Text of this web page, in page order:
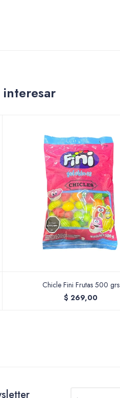
Chicle Fini Frutas 500 grs
$ 269,00